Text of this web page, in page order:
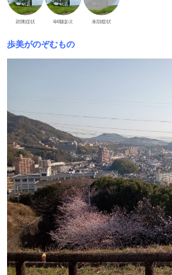
歩美がのぞむもの